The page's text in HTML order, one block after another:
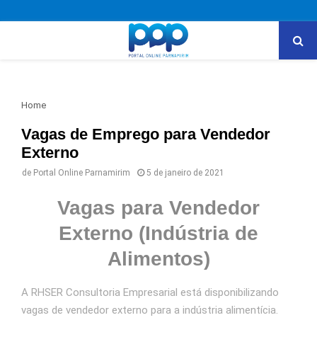
Home
Vagas de Emprego para Vendedor
Externo
de Portal Online Parnamirim 5 de janeiro de 2021
Vagas para Vendedor
Externo (Indústria de
Alimentos)
A RHSER Consultoria Empresarial está disponibilizando
vagas de vendedor externo para a indústria alimentícia.